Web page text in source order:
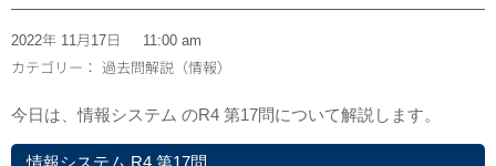
2022年 11月17日
11:00 am
カテゴリー： 過去問解説（情報）
今日は、情報システム のR4 第17問について解説します。